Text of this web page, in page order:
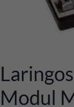
Modul